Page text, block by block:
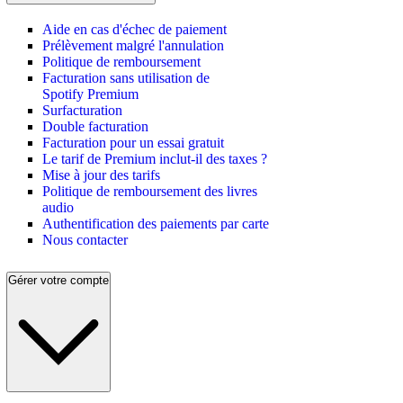
Aide en cas d'échec de paiement
Prélèvement malgré l'annulation
Politique de remboursement
Facturation sans utilisation de
Spotify Premium
Surfacturation
Double facturation
Facturation pour un essai gratuit
Le tarif de Premium inclut-il des taxes ?
Mise à jour des tarifs
Politique de remboursement des livres
audio
Authentification des paiements par carte
Nous contacter
Gérer votre compte